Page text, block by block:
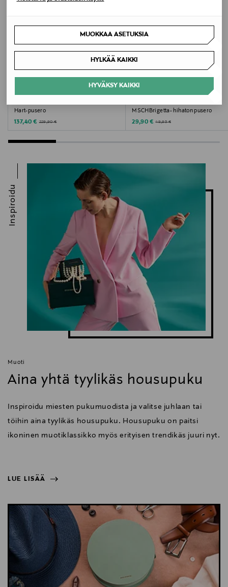
MUOKKAA ASETUKSIA
HYLKÄÄ KAIKKI
HYVÄKSY KAIKKI
Hart-pusero
Discounted Price
137,40 € Original Price
229,90 €
MSCHBrigetta- hihaton pusero
Discounted Price
29,90 € Original Price
49,95 €
Muoti
Aina yhtä tyylikäs housupuku
Inspiroidu miesten pukumuodista ja valitse juhlaan tai
töihin aina tyylikäs housupuku. Housupuku on paitsi
ikoninen muotiklassikko myös erityisen trendikäs juuri nyt.
LUE LISÄÄ
Inspiroidu
LUE LISÄÄ